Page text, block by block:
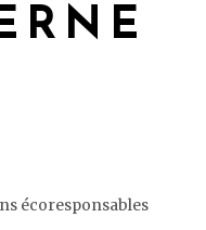
écoresponsables